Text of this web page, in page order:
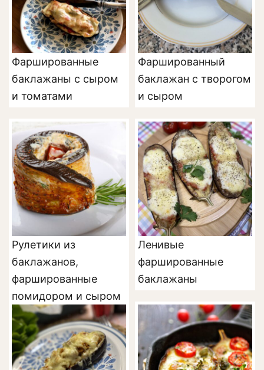
Фаршированные
баклажаны с сыром
и томатами
Фаршированный
баклажан с творогом
и сыром
Рулетики из
баклажанов,
фаршированные
помидором и сыром
Ленивые
фаршированные
баклажаны